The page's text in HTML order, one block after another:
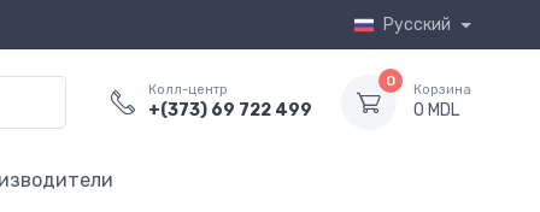
Русский
Колл-центр
+(373) 69 722 499
0
Корзина
0 MDL